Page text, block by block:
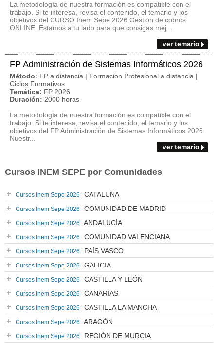
La metodología de nuestra formación es compatible con el
trabajo. Si te interesa, revisa el contenido, el temario y los
objetivos del CURSO Inem Sepe 2026 Gestión de cobros
ONLINE. Estamos a tu lado para que consigas mej...
ver temario
FP Administración de Sistemas Informáticos 2026
Método: FP a distancia | Formacion Profesional a distancia |
Ciclos Formativos
Temática: FP 2026
Duración: 2000 horas
La metodología de nuestra formación es compatible con el
trabajo. Si te interesa, revisa el contenido, el temario y los
objetivos del FP Administración de Sistemas Informáticos 2026.
Nuestr...
ver temario
Cursos INEM SEPE por Comunidades
Cursos Inem Sepe 2026 CATALUÑA
Cursos Inem Sepe 2026 COMUNIDAD DE MADRID
Cursos Inem Sepe 2026 ANDALUCÍA
Cursos Inem Sepe 2026 COMUNIDAD VALENCIANA
Cursos Inem Sepe 2026 PAÍS VASCO
Cursos Inem Sepe 2026 GALICIA
Cursos Inem Sepe 2026 CASTILLA Y LEÓN
Cursos Inem Sepe 2026 CANARIAS
Cursos Inem Sepe 2026 CASTILLA LA MANCHA
Cursos Inem Sepe 2026 ARAGÓN
Cursos Inem Sepe 2026 REGIÓN DE MURCIA